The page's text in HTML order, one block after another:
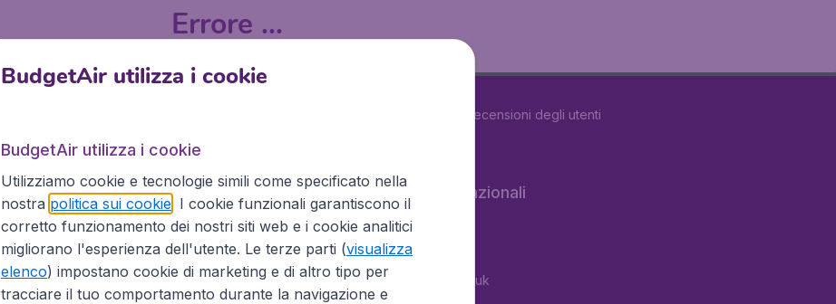
Errore ...
recensioni degli utenti
BudgetAir.it
Affiliazioni
Informazioni Legali
Opportunità professionali
Siti internazionali
BudgetAir.es
BudgetAir.fr
BudgetAir.co.uk
BudgetAir utilizza i cookie
BudgetAir utilizza i cookie
Utilizziamo cookie e tecnologie simili come specificato nella
nostra politica sui cookie. I cookie funzionali garantiscono il
corretto funzionamento dei nostri siti web e i cookie analitici
migliorano l'esperienza dell'utente. Le terze parti (visualizza
elenco) impostano cookie di marketing e di altro tipo per
tracciare il tuo comportamento durante la navigazione e